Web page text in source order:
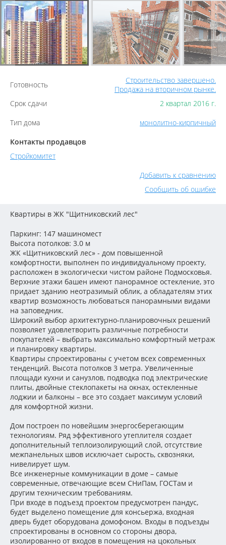
Готовность
Строительство завершено.
Продажа на вторичном рынке.
Срок сдачи
2 квартал 2016 г.
Тип дома
монолитно-кирпичный
Контакты продавцов
Стройкомитет
Добавить к сравнению
Сообщить об ошибке
Квартиры в ЖК "Щитниковский лес"
Паркинг: 147 машиномест
Высота потолков: 3.0 м
ЖК «Щитниковский лес» - дом повышенной
комфортности, выполнен по индивидуальному проекту,
расположен в экологически чистом районе Подмосковья.
Верхние этажи башен имеют панорамное остекление, это
придает зданию неотразимый облик, а обладателям этих
квартир возможность любоваться панорамными видами
на заповедник.
Широкий выбор архитектурно-планировочных решений
позволяет удовлетворить различные потребности
покупателей – выбрать максимально комфортный метраж
и планировку квартиры.
Квартиры спроектированы с учетом всех современных
тенденций. Высота потолков 3 метра. Увеличенные
площади кухни и санузлов, подводка под электрические
плиты, двойные стеклопакеты на окнах, остекленные
лоджии и балконы – все это создает максимум условий
для комфортной жизни.
Дом построен по новейшим энергосберегающим
технологиям. Ряд эффективного утеплителя создает
дополнительный теплоизолирующий слой, отсутствие
межпанельных швов исключает сырость, сквозняки,
нивелирует шум.
Все инженерные коммуникации в доме – самые
современные, отвечающие всем СНиПам, ГОСТам и
другим техническим требованиям.
При входе в подъезд проектом предусмотрен пандус,
будет выделено помещение для консьержа, входная
дверь будет оборудована домофоном. Входы в подъезды
спроектированы в основном со стороны двора,
изолированно от входов в помещения на цокольных